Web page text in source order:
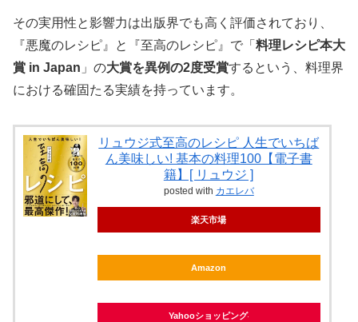
その実用性と影響力は出版界でも高く評価されており、
『悪魔のレシピ』と『至高のレシピ』で「 料理レシピ本大
賞 in Japan 」の大賞を異例の2度受賞するという、料理界
における確固たる実績を持っています。
リュウジ式至高のレシピ 人生でいちば
ん美味しい! 基本の料理100【電子書
籍】[ リュウジ ]
posted with カエレバ
楽天市場
Amazon
Yahooショッピング